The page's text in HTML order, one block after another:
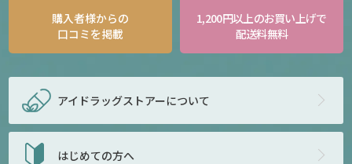
購入者様からの
口コミを掲載
1,200円以上のお買い上げで
配送料無料
アイドラッグストアーについて
はじめての方へ